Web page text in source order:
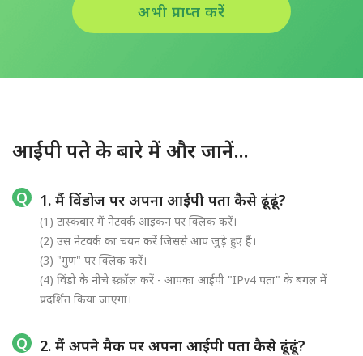
अभी प्राप्त करें
आईपी पते के बारे में और जानें...
1. मैं विंडोज पर अपना आईपी पता कैसे ढूंढूं?
(1) टास्कबार में नेटवर्क आइकन पर क्लिक करें।
(2) उस नेटवर्क का चयन करें जिससे आप जुड़े हुए हैं।
(3) "गुण" पर क्लिक करें।
(4) विंडो के नीचे स्क्रॉल करें - आपका आईपी "IPv4 पता" के बगल में
प्रदर्शित किया जाएगा।
2. मैं अपने मैक पर अपना आईपी पता कैसे ढूंढूं?